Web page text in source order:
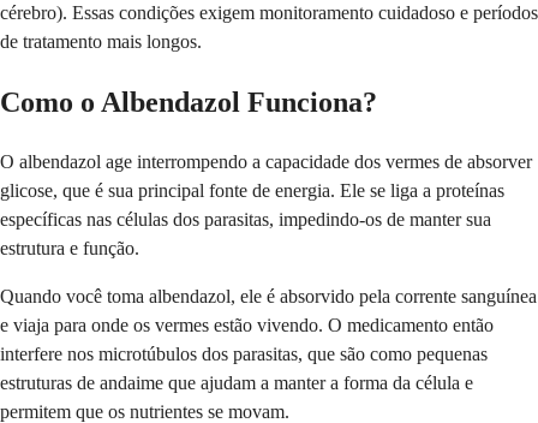
cérebro). Essas condições exigem monitoramento cuidadoso e períodos
de tratamento mais longos.
Como o Albendazol Funciona?
O albendazol age interrompendo a capacidade dos vermes de absorver
glicose, que é sua principal fonte de energia. Ele se liga a proteínas
específicas nas células dos parasitas, impedindo-os de manter sua
estrutura e função.
Quando você toma albendazol, ele é absorvido pela corrente sanguínea
e viaja para onde os vermes estão vivendo. O medicamento então
interfere nos microtúbulos dos parasitas, que são como pequenas
estruturas de andaime que ajudam a manter a forma da célula e
permitem que os nutrientes se movam.